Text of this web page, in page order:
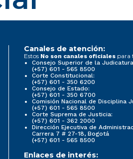
Canales de atención:
Estos No son canales oficiales para
Consejo Superior de la
(+57) 601 - 565 8500
Corte Constitucional:
(+57) 601 - 350 6200
Consejo de Estado:
(+57) 601 - 350 6700
Comisión Nacional de Disciplina
(+57) 601 - 565 8500
Corte Suprema de Justicia:
(+57) 601 - 362 2000
Dirección Ejecutiva de
Carrera 7 # 27-18, Bogotá
(+57) 601 - 565 8500
Enlaces de interés: